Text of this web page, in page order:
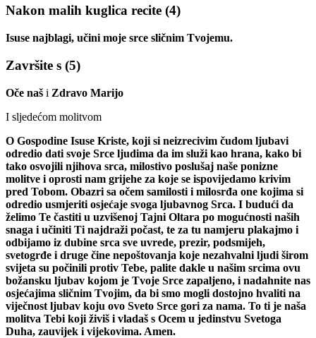
Nakon malih kuglica recite (4)
Isuse najblagi, učini moje srce sličnim Tvojemu.
Završite s (5)
Oče naš i Zdravo Marijo
I sljedećom molitvom
O Gospodine Isuse Kriste, koji si neizrecivim čudom ljubavi
odredio dati svoje Srce ljudima da im služi kao hrana, kako bi
tako osvojili njihova srca, milostivo poslušaj naše ponizne
molitve i oprosti nam grijehe za koje se ispovijedamo krivim
pred Tobom. Obazri sa očem samilosti i milosrđa one kojima si
odredio usmjeriti osjećaje svoga ljubavnog Srca. I budući da
želimo Te častiti u uzvišenoj Tajni Oltara po mogućnosti naših
snaga i učiniti Ti najdraži počast, te za tu namjeru plakajmo i
odbijamo iz dubine srca sve uvrede, prezir, podsmijeh,
svetogrđe i druge čine nepoštovanja koje nezahvalni ljudi širom
svijeta su počinili protiv Tebe, palite dakle u našim srcima ovu
božansku ljubav kojom je Tvoje Srce zapaljeno, i nadahnite nas
osjećajima sličnim Tvojim, da bi smo mogli dostojno hvaliti na
viječnost ljubav koju ovo Sveto Srce gori za nama. To ti je naša
molitva Tebi koji živiš i vladaš s Ocem u jedinstvu Svetoga
Duha, zauvijek i vijekovima. Amen.